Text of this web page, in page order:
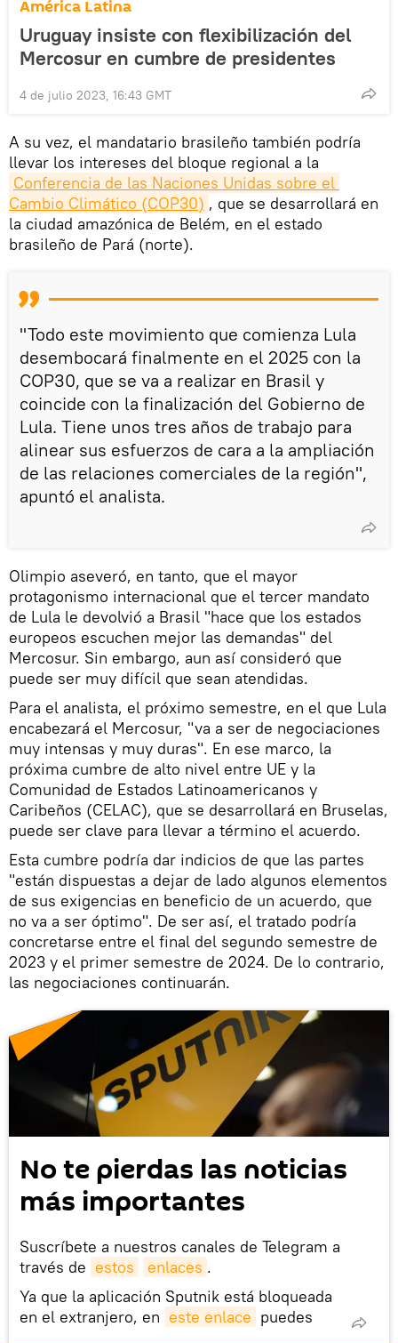
América Latina
Uruguay insiste con flexibilización del
Mercosur en cumbre de presidentes
4 de julio 2023, 16:43 GMT
A su vez, el mandatario brasileño también podría
llevar los intereses del bloque regional a la
Conferencia de las Naciones Unidas sobre el
Cambio Climático (COP30) , que se desarrollará en
la ciudad amazónica de Belém, en el estado
brasileño de Pará (norte).
"Todo este movimiento que comienza Lula
desembocará finalmente en el 2025 con la
COP30, que se va a realizar en Brasil y
coincide con la finalización del Gobierno de
Lula. Tiene unos tres años de trabajo para
alinear sus esfuerzos de cara a la ampliación
de las relaciones comerciales de la región",
apuntó el analista.
Olimpio aseveró, en tanto, que el mayor
protagonismo internacional que el tercer mandato
de Lula le devolvió a Brasil "hace que los estados
europeos escuchen mejor las demandas" del
Mercosur. Sin embargo, aun así consideró que
puede ser muy difícil que sean atendidas.
Para el analista, el próximo semestre, en el que Lula
encabezará el Mercosur, "va a ser de negociaciones
muy intensas y muy duras". En ese marco, la
próxima cumbre de alto nivel entre UE y la
Comunidad de Estados Latinoamericanos y
Caribeños (CELAC), que se desarrollará en Bruselas,
puede ser clave para llevar a término el acuerdo.
Esta cumbre podría dar indicios de que las partes
"están dispuestas a dejar de lado algunos elementos
de sus exigencias en beneficio de un acuerdo, que
no va a ser óptimo". De ser así, el tratado podría
concretarse entre el final del segundo semestre de
2023 y el primer semestre de 2024. De lo contrario,
las negociaciones continuarán.
No te pierdas las noticias
más importantes
Suscríbete a nuestros canales de Telegram a
través de estos enlaces .
Ya que la aplicación Sputnik está bloqueada
en el extranjero, en este enlace puedes